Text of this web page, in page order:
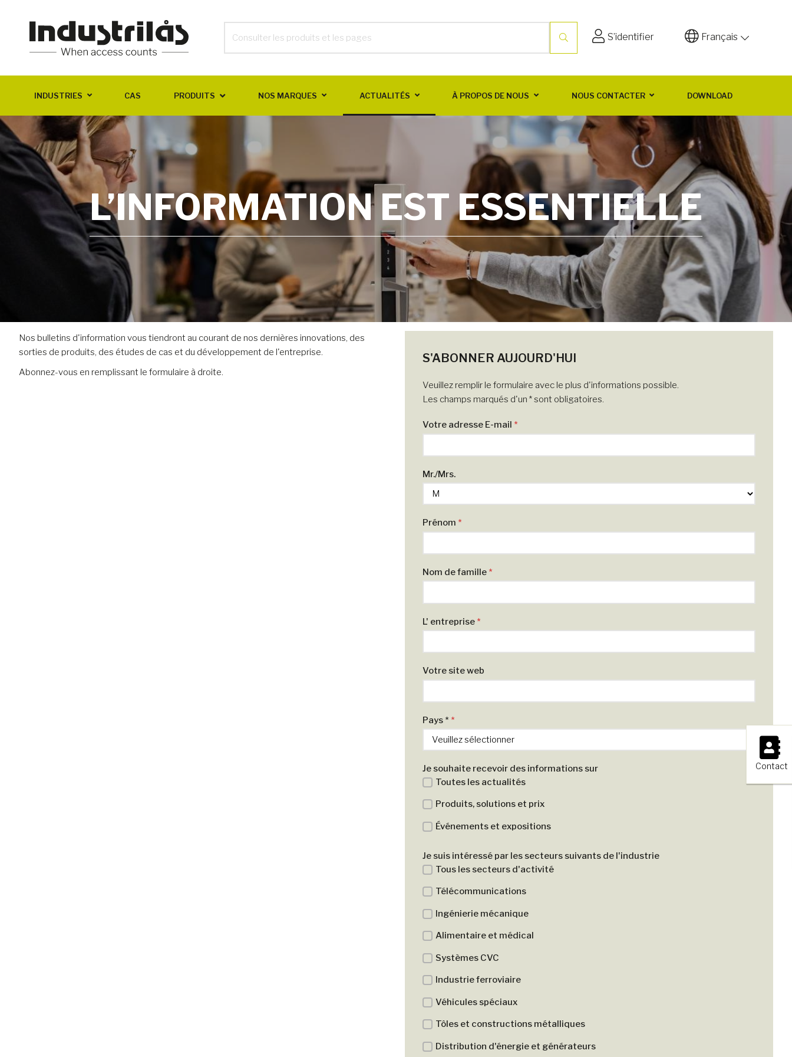
S’identifier Français
INDUSTRIES CAS PRODUITS NOS MARQUES ACTUALITÉS À PROPOS DE NOUS NOUS CONTACTER DOWNLOAD
×
Contact
L’INFORMATION EST ESSENTIELLE
Nos bulletins d'information vous tiendront au courant de nos dernières innovations, des
sorties de produits, des études de cas et du développement de l'entreprise.
Abonnez-vous en remplissant le formulaire à droite.
S'ABONNER AUJOURD'HUI
Veuillez remplir le formulaire avec le plus d'informations possible.
Les champs marqués d'un * sont obligatoires.
Votre adresse E-mail *
Mr./Mrs.
Prénom *
Nom de famille *
L' entreprise *
Votre site web
Pays * *
Je souhaite recevoir des informations sur
Toutes les actualités
Produits, solutions et prix
Événements et expositions
Je suis intéressé par les secteurs suivants de l'industrie
Tous les secteurs d'activité
Télécommunications
Ingénierie mécanique
Alimentaire et médical
Systèmes CVC
Industrie ferroviaire
Véhicules spéciaux
Tôles et constructions métalliques
Distribution d'énergie et générateurs